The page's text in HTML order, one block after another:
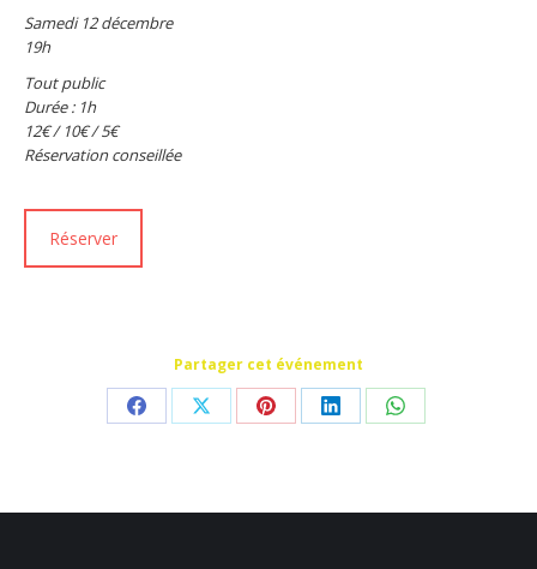
Samedi 12 décembre
19h
Tout public
Durée : 1h
12€ / 10€ / 5€
Réservation conseillée
Réserver
Partager cet événement
PartagerPartagerPartagerPartagerPartager